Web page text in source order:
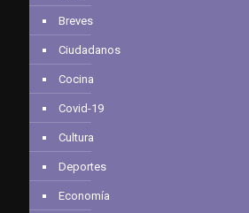
Breves
Ciudadanos
Cocina
Covid-19
Cultura
Deportes
Economía